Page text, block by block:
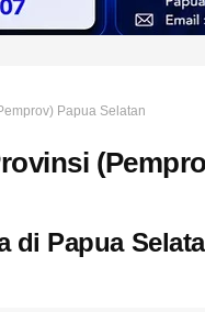
Papua Selatan
di Papua